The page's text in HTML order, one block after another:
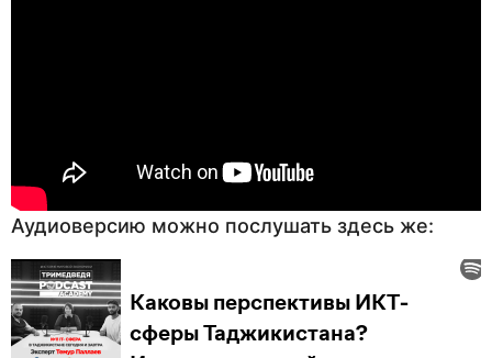
Аудиоверсию можно послушать здесь же: